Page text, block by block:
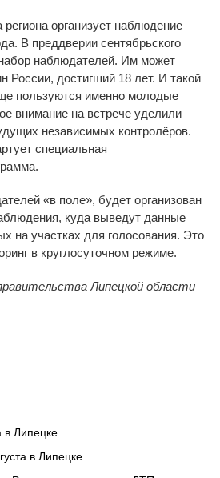
организует наблюдение
В преддверии сентябрьского
наблюдателей. Им может
России, достигший 18 лет. И такой
пользуются именно молодые
внимание на встрече уделили
независимых контролёров.
специальная
«в поле», будет организован
куда выведут данные
на участках для голосования. Это
в круглосуточном режиме.
Липецкой области
в Липецке
в Липецке